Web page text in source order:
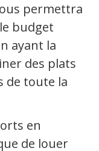
permettra
budget
ayant la
des plats
de toute la
en
de louer